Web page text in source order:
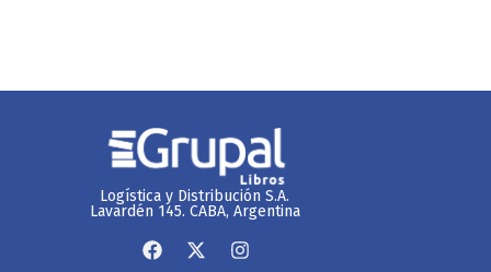
Logística y Distribución S.A.
Lavardén 145. CABA, Argentina